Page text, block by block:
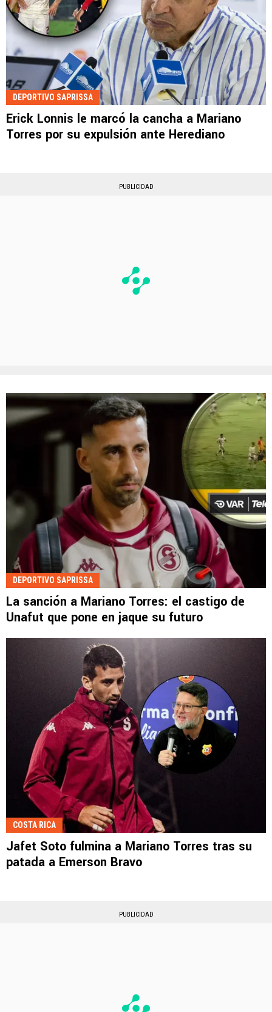
DEPORTIVO SAPRISSA
Erick Lonnis le marcó la cancha a Mariano
Torres por su expulsión ante Herediano
PUBLICIDAD
DEPORTIVO SAPRISSA
La sanción a Mariano Torres: el castigo de
Unafut que pone en jaque su futuro
COSTA RICA
Jafet Soto fulmina a Mariano Torres tras su
patada a Emerson Bravo
PUBLICIDAD